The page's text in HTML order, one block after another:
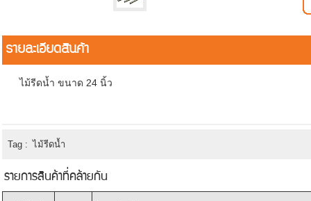
รายละเอียดสินค้า
ไม้รีดน้ำ ขนาด 24 นิ้ว
Tag : ไม้รีดน้ำ
รายการสินค้าที่คล้ายกัน